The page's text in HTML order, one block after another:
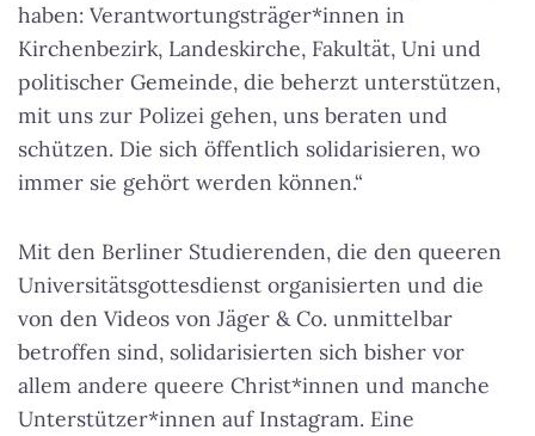
haben: Verantwortungsträger*innen in
Kirchenbezirk, Landeskirche, Fakultät, Uni und
politischer Gemeinde, die beherzt unterstützen,
mit uns zur Polizei gehen, uns beraten und
schützen. Die sich öffentlich solidarisieren, wo
immer sie gehört werden können.“
Mit den Berliner Studierenden, die den queeren
Universitätsgottesdienst organisierten und die
von den Videos von Jäger & Co. unmittelbar
betroffen sind, solidarisierten sich bisher vor
allem andere queere Christ*innen und manche
Unterstützer*innen auf Instagram. Eine